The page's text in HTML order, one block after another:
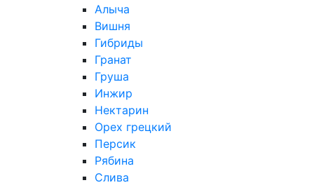
Алыча
Вишня
Гибриды
Гранат
Груша
Инжир
Нектарин
Орех грецкий
Персик
Рябина
Слива